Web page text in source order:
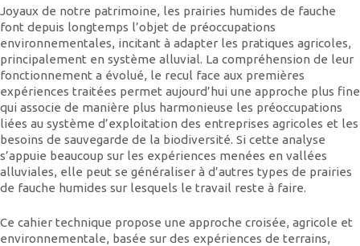
Joyaux de notre patrimoine, les prairies humides de fauche
font depuis longtemps l’objet de préoccupations
environnementales, incitant à adapter les pratiques agricoles,
principalement en système alluvial. La compréhension de leur
fonctionnement a évolué, le recul face aux premières
expériences traitées permet aujourd’hui une approche plus fine
qui associe de manière plus harmonieuse les préoccupations
liées au système d’exploitation des entreprises agricoles et les
besoins de sauvegarde de la biodiversité. Si cette analyse
s’appuie beaucoup sur les expériences menées en vallées
alluviales, elle peut se généraliser à d’autres types de prairies
de fauche humides sur lesquels le travail reste à faire.
Ce cahier technique propose une approche croisée, agricole et
environnementale, basée sur des expériences de terrains,